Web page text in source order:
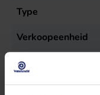
Type
Verkoopeenheid
Vermogen